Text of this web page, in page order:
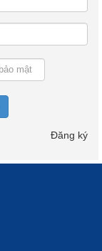
Đăng ký